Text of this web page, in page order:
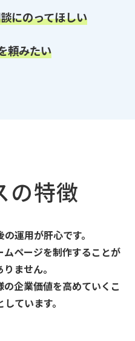
にのってほしい
頼みたい
の特徴
運⽤が肝⼼です。
ページを制作することが
ません。
企業価値を⾼めていくこ
ています。